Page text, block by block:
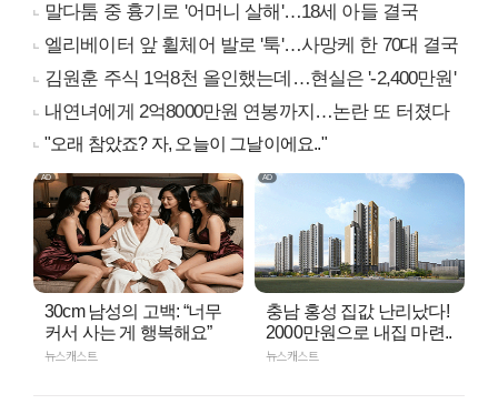
말다툼 중 흉기로 '어머니 살해'…18세 아들 결국
엘리베이터 앞 휠체어 발로 '툭'…사망케 한 70대 결국
김원훈 주식 1억8천 올인했는데…현실은 '-2,400만원'
내연녀에게 2억8000만원 연봉까지…논란 또 터졌다
"오래 참았죠? 자, 오늘이 그날이에요.."
30cm 남성의 고백: “너무
커서 사는 게 행복해요”
뉴스캐스트
충남 홍성 집값 난리났다!
2000만원으로 내집 마련..
뉴스캐스트